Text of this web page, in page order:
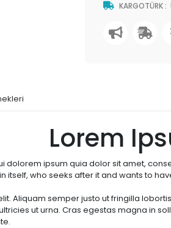
KARGOTÜRK :
quia dolor sit amet,
after it and wants to have it,
Aliquam semper justo ut fringilla
ut urna. Cras egestas magna in